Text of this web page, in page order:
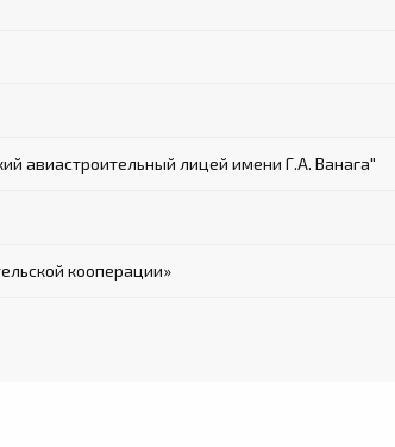
авиастроительный лицей имени Г.А. Ванага"
кооперации»